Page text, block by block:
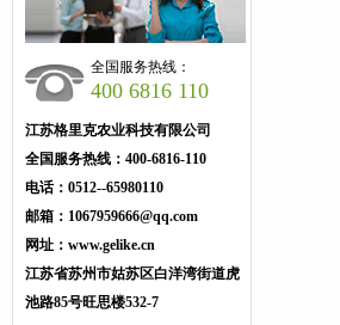
全国服务热线：
400 6816 110
江苏格里克农业科技有限公司
全国服务热线： 400-6816-110
电话： 0512--65980110
邮箱： 1067959666@qq.com
网址： www.gelike.cn
江苏省苏州市姑苏区白洋湾街道虎
池路85号旺思楼532-7